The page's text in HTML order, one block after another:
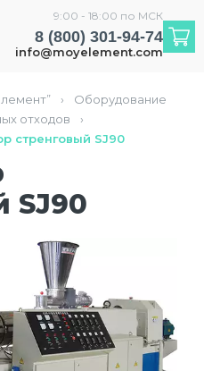
9:00 - 18:00 по МСК
8 (800) 301-94-74
info@moyelement.com
›
Оборудование
отходов
›
стренговый SJ90
SJ90